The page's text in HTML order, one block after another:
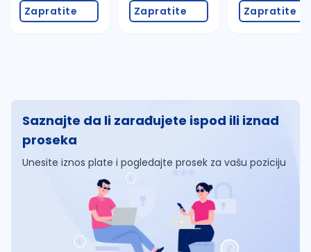
Zapratite Zapratite Zapratite
Saznajte da li zarađujete ispod ili iznad
proseka
Unesite iznos plate i pogledajte prosek za vašu poziciju